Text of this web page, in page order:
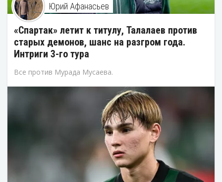
Юрий Афанасьев
«Спартак» летит к титулу, Талалаев против
старых демонов, шанс на разгром года.
Интриги 3-го тура
Все против Мурада Мусаева.